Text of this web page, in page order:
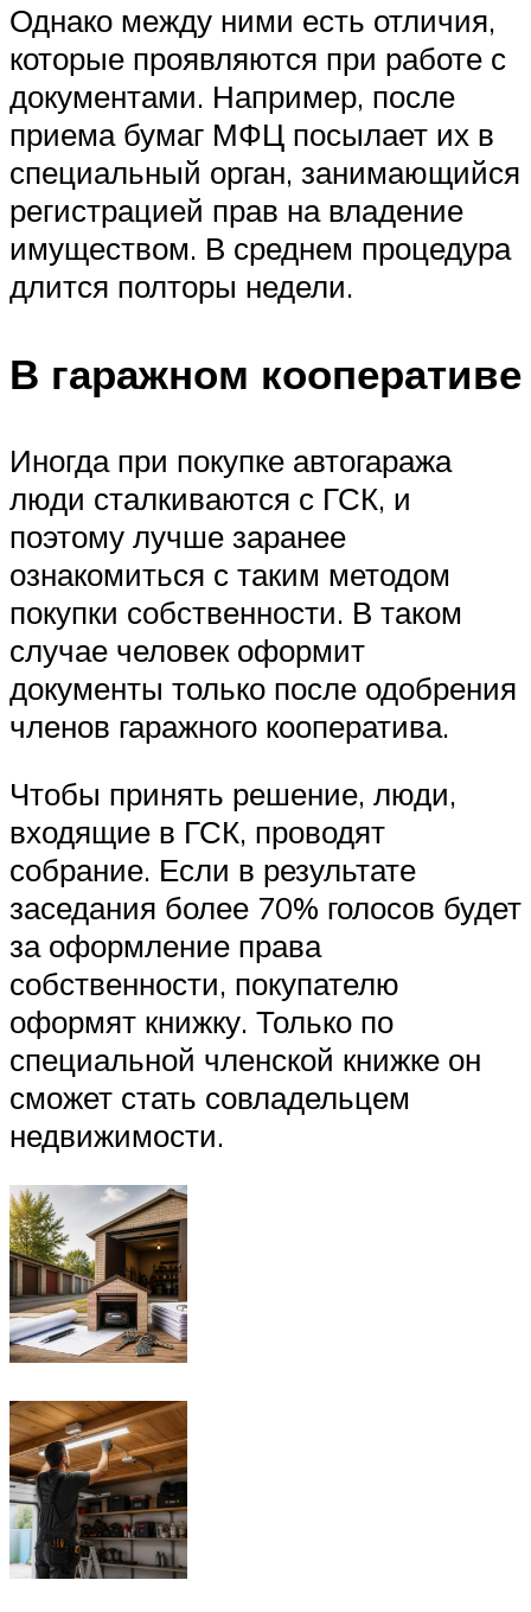
Однако между ними есть отличия,
которые проявляются при работе с
документами. Например, после
приема бумаг МФЦ посылает их в
специальный орган, занимающийся
регистрацией прав на владение
имуществом. В среднем процедура
длится полторы недели.
В гаражном кооперативе
Иногда при покупке автогаража
люди сталкиваются с ГСК, и
поэтому лучше заранее
ознакомиться с таким методом
покупки собственности. В таком
случае человек оформит
документы только после одобрения
членов гаражного кооператива.
Чтобы принять решение, люди,
входящие в ГСК, проводят
собрание. Если в результате
заседания более 70% голосов будет
за оформление права
собственности, покупателю
оформят книжку. Только по
специальной членской книжке он
сможет стать совладельцем
недвижимости.